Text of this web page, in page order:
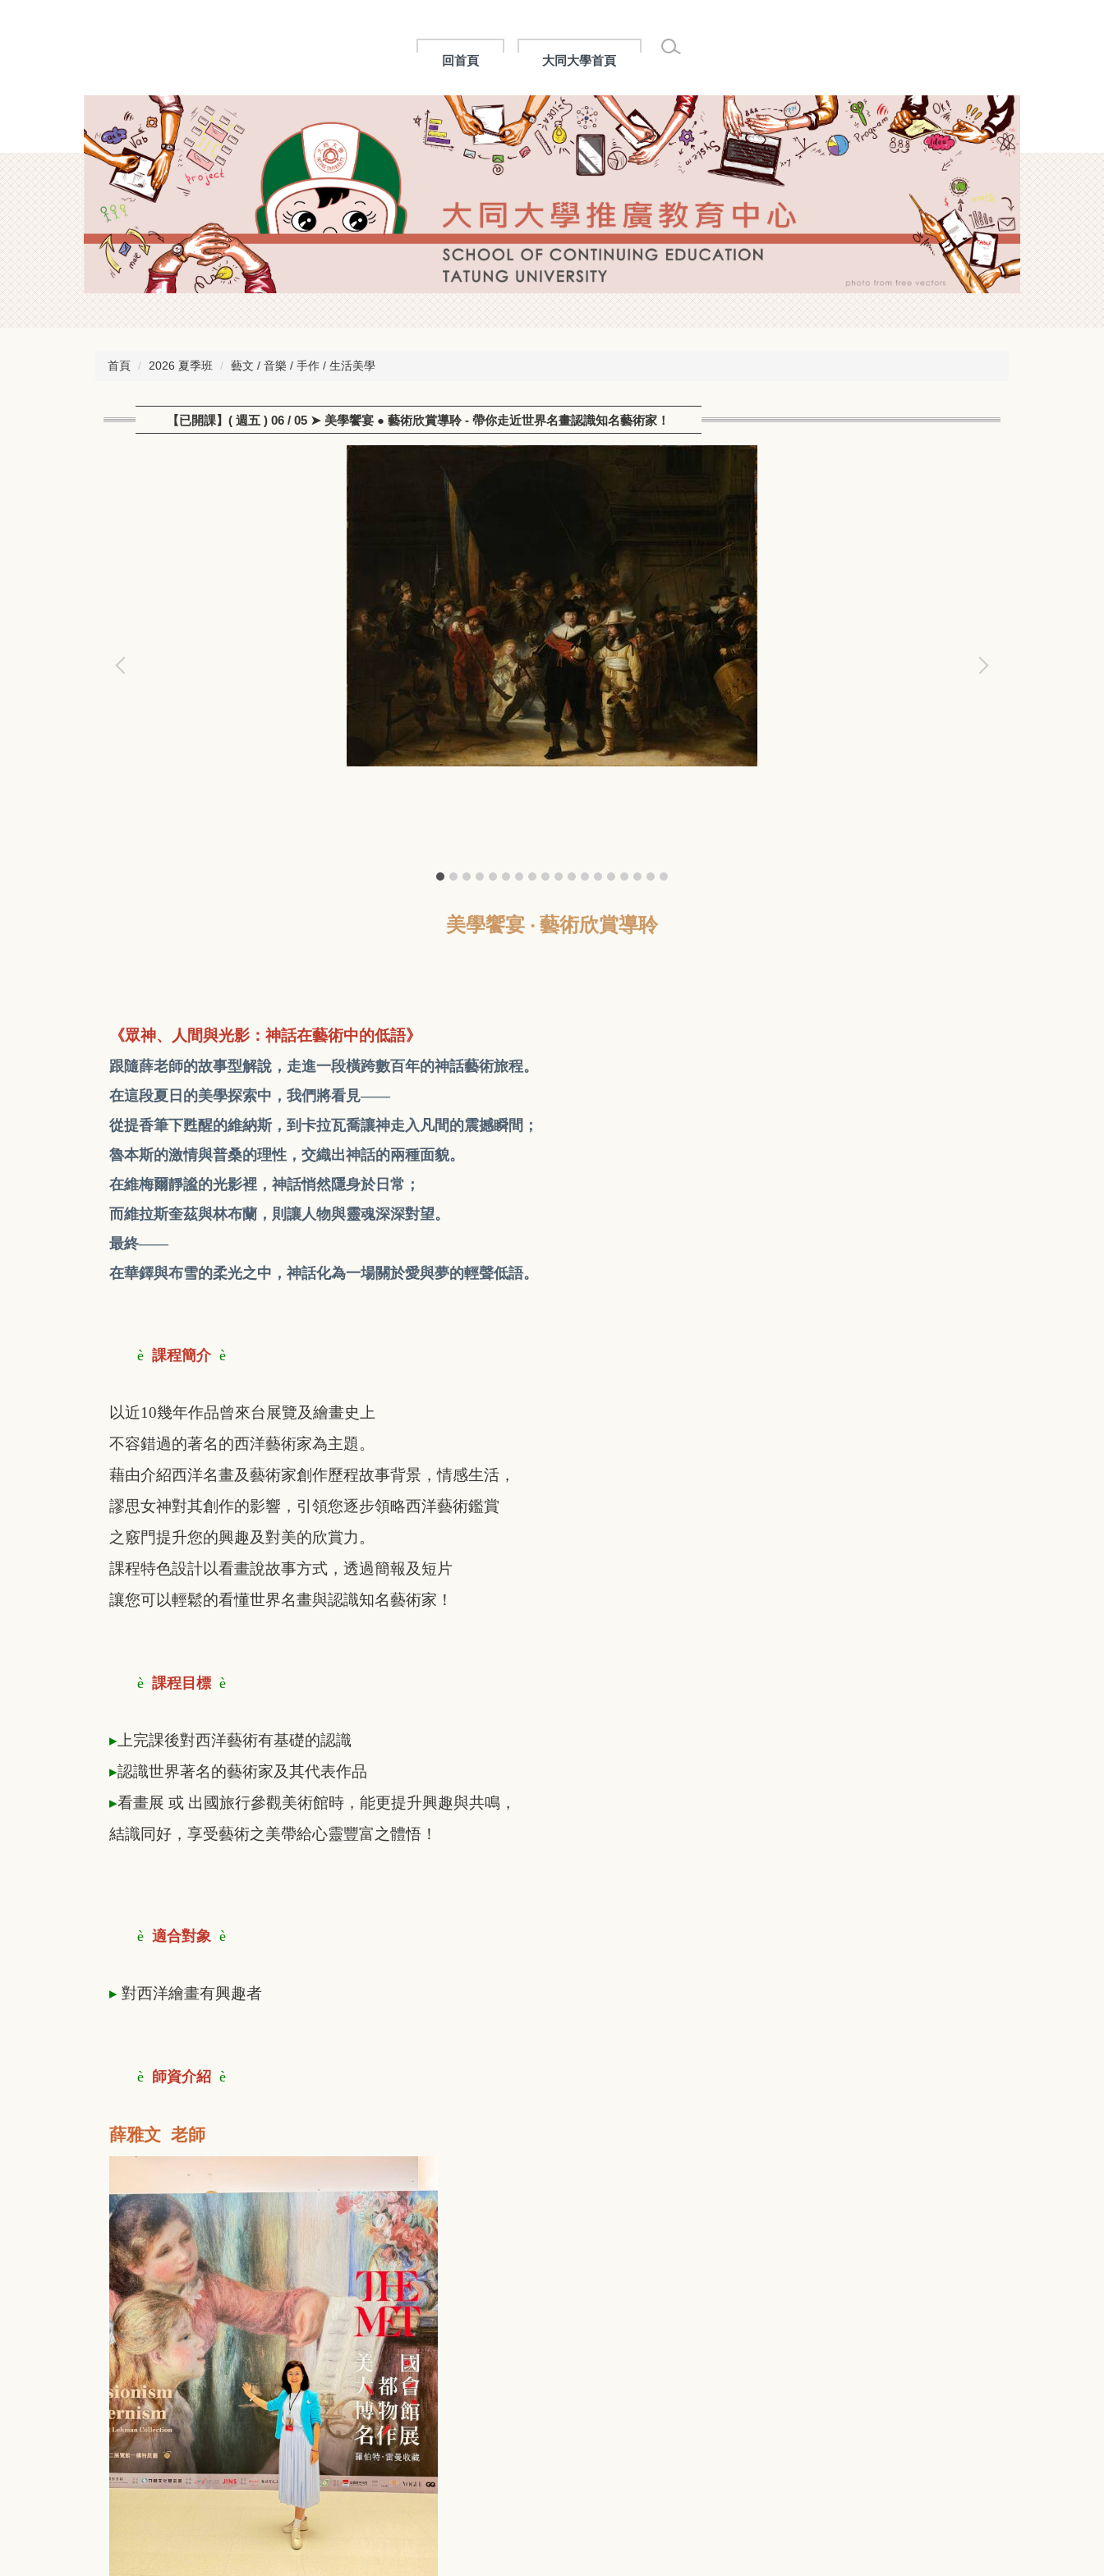
回首頁 大同大學首頁
首頁 2026 夏季班 藝文 / 音樂 / 手作 / 生活美學
【已開課】( 週五 ) 06 / 05 ➤ 美學饗宴 ● 藝術欣賞導聆 - 帶你走近世界名畫認識知名藝術家！
美學饗宴 ‧ 藝術欣賞導聆
《眾神、人間與光影：神話在藝術中的低語》
跟隨薛老師的故事型解說，走進一段橫跨數百年的神話藝術旅程。
在這段夏日的美學探索中，我們將看見——
從提香筆下甦醒的維納斯，到卡拉瓦喬讓神走入凡間的震撼瞬間；
魯本斯的激情與普桑的理性，交織出神話的兩種面貌。
在維梅爾靜謐的光影裡，神話悄然隱身於日常；
而維拉斯奎茲與林布蘭，則讓人物與靈魂深深對望。
最終——
在華鐸與布雪的柔光之中，神話化為一場關於愛與夢的輕聲低語。
è 課程簡介 è
以近10幾年作品曾來台展覽及繪畫史上
不容錯過的著名的西洋藝術家為主題。
藉由介紹西洋名畫及藝術家創作歷程故事背景，情感生活，
謬思女神對其創作的影響，引領您逐步領略西洋藝術鑑賞
之竅門提升您的興趣及對美的欣賞力。
課程特色設計以看畫說故事方式，透過簡報及短片
讓您可以輕鬆的看懂世界名畫與認識知名藝術家！
è 課程目標 è
▸上完課後對西洋藝術有基礎的認識
▸認識世界著名的藝術家及其代表作品
▸看畫展 或 出國旅行參觀美術館時，能更提升興趣與共鳴，
結識同好，享受藝術之美帶給心靈豐富之體悟！
è 適合對象 è
▸ 對西洋繪畫有興趣者
è 師資介紹 è
薛雅文 老師